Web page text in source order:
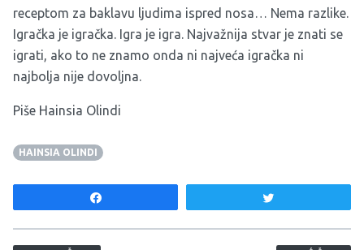
receptom za baklavu ljudima ispred nosa… Nema razlike.
Igračka je igračka. Igra je igra. Najvažnija stvar je znati se
igrati, ako to ne znamo onda ni najveća igračka ni
najbolja nije dovoljna.
Piše Hainsia Olindi
HAINSIA OLINDI